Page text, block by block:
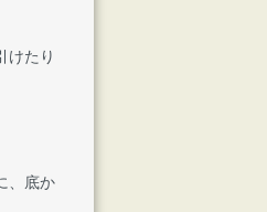
けたり
、底か